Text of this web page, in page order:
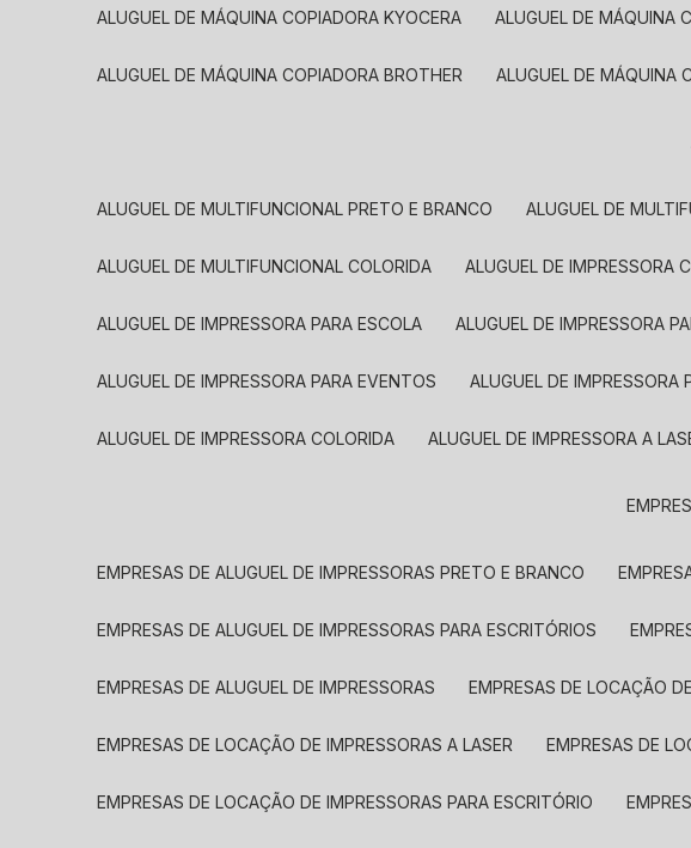
ALUGUEL DE MÁQUINA COPIADORA KYOCERA ALUGUEL DE MÁQUINA
ALUGUEL DE MÁQUINA COPIADORA BROTHER ALUGUEL DE MÁQUINA
ALUGUEL DE MULTIFUNCIONAL PRETO E BRANCO ALUGUEL DE
ALUGUEL DE MULTIFUNCIONAL COLORIDA ALUGUEL DE IMPRESSORA
ALUGUEL DE IMPRESSORA PARA ESCOLA ALUGUEL DE IMPRESSORA
ALUGUEL DE IMPRESSORA PARA EVENTOS ALUGUEL DE IMPRESSORA
ALUGUEL DE IMPRESSORA COLORIDA ALUGUEL DE IMPRESSORA A
EMPRESAS DE ALUGUEL DE IMPRESSORAS PRETO E BRANCO
EMPRESAS DE ALUGUEL DE IMPRESSORAS PARA ESCRITÓRIOS
EMPRESAS DE ALUGUEL DE IMPRESSORAS EMPRESAS DE LOCAÇÃO
EMPRESAS DE LOCAÇÃO DE IMPRESSORAS A LASER EMPRESAS DE
EMPRESAS DE LOCAÇÃO DE IMPRESSORAS PARA ESCRITÓRIO